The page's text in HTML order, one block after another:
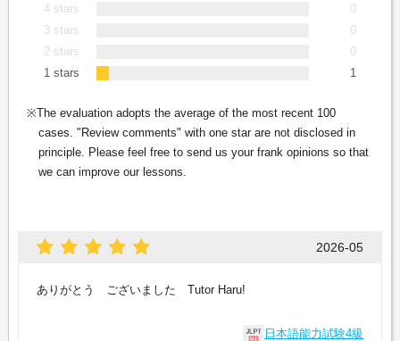
4 stars
0
3 stars
0
2 stars
0
1 stars
1
The evaluation adopts the average of the most recent 100
cases. "Review comments" with one star are not disclosed in
principle. Please feel free to send us your frank opinions so that
we can improve our lessons.
2026-05
ありがとう ございました Tutor Haru!
日本語能力試験4級